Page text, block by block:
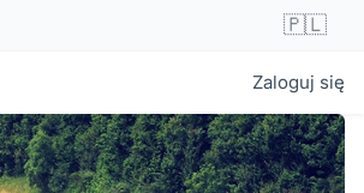
🇵🇱
Zaloguj się